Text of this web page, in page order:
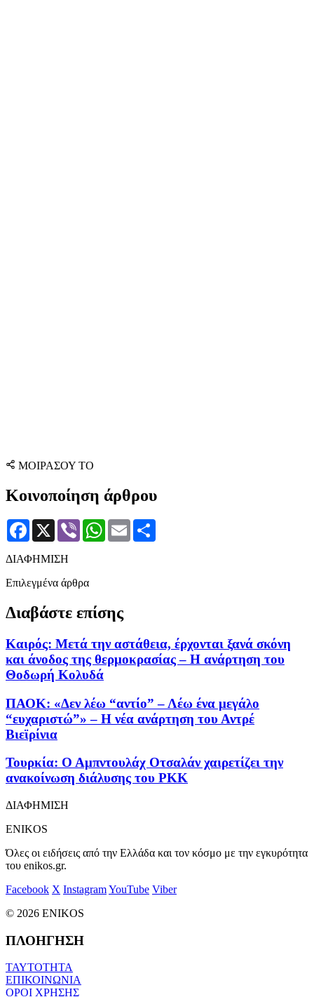
ΜΟΙΡΑΣΟΥ ΤΟ
Κοινοποίηση άρθρου
Facebook
X Viber WhatsApp
Email
ΔΙΑΦΗΜΙΣΗ
Επιλεγμένα άρθρα
Διαβάστε επίσης
Καιρός: Μετά την αστάθεια, έρχονται ξανά σκόνη
και άνοδος της θερμοκρασίας – Η ανάρτηση του
Θοδωρή Κολυδά
ΠΑΟΚ: «Δεν λέω “αντίο” – Λέω ένα μεγάλο
“ευχαριστώ”» – Η νέα ανάρτηση του Αντρέ
Βιεϊρίνια
Τουρκία: Ο Αμπντουλάχ Οτσαλάν χαιρετίζει την
ανακοίνωση διάλυσης του PKK
ΔΙΑΦΗΜΙΣΗ
ENIKOS
Όλες οι ειδήσεις από την Ελλάδα και τον κόσμο με την εγκυρότητα
του enikos.gr.
Facebook X InstagramYouTube Viber
© 2026 ENIKOS
ΠΛΟΗΓΗΣΗ
ΤΑΥΤΟΤΗΤΑ
ΕΠΙΚΟΙΝΩΝΙΑ
ΟΡΟΙ ΧΡΗΣΗΣ